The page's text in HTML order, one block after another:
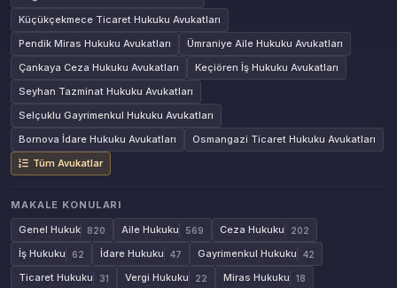
Küçükçekmece Ticaret Hukuku Avukatları
Pendik Miras Hukuku Avukatları
Ümraniye Aile Hukuku Avukatları
Çankaya Ceza Hukuku Avukatları
Keçiören İş Hukuku Avukatları
Seyhan Tazminat Hukuku Avukatları
Selçuklu Gayrimenkul Hukuku Avukatları
Bornova İdare Hukuku Avukatları
Osmangazi Ticaret Hukuku Avukatları
Tüm Avukatlar
MAKALE KONULARI
Genel Hukuk
820 Aile Hukuku 569 Ceza Hukuku 202
İş Hukuku 62 İdare Hukuku 47 Gayrimenkul Hukuku 42
Ticaret Hukuku 31 Vergi Hukuku 22 Miras Hukuku 18